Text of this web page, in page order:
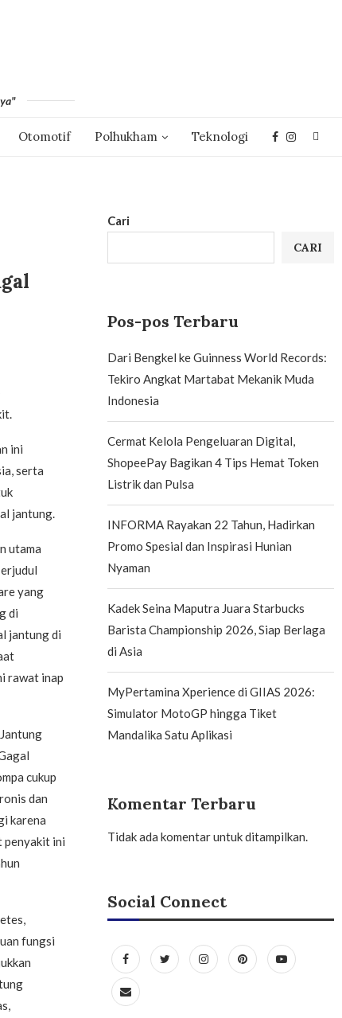
Otomotif Polhukham Teknologi
ini
serta
jantung.
utama
yang
di
jantung di
rawat inap
cukup
dan
karena
penyakit ini
fungsi
Cari
CARI
Pos-pos Terbaru
Dari Bengkel ke Guinness World Records:
Tekiro Angkat Martabat Mekanik Muda
Indonesia
Cermat Kelola Pengeluaran Digital,
ShopeePay Bagikan 4 Tips Hemat Token
Listrik dan Pulsa
INFORMA Rayakan 22 Tahun, Hadirkan
Promo Spesial dan Inspirasi Hunian
Nyaman
Kadek Seina Maputra Juara Starbucks
Barista Championship 2026, Siap Berlaga
di Asia
MyPertamina Xperience di GIIAS 2026:
Simulator MotoGP hingga Tiket
Mandalika Satu Aplikasi
Komentar Terbaru
Tidak ada komentar untuk ditampilkan.
Social Connect